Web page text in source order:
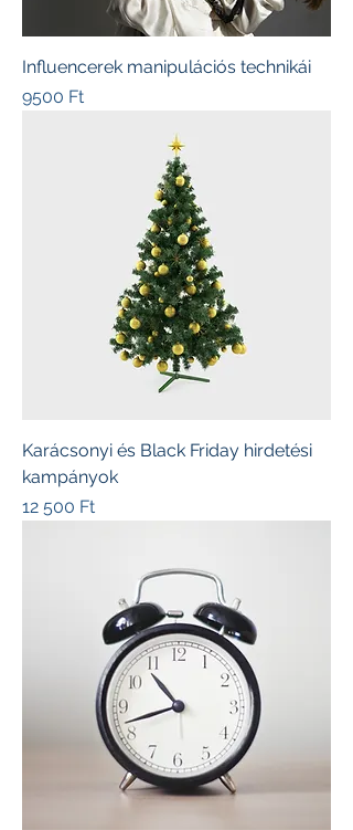
Influencerek manipulációs technikái
Ár
9500 Ft
Karácsonyi és Black Friday hirdetési
kampányok
Ár
12 500 Ft